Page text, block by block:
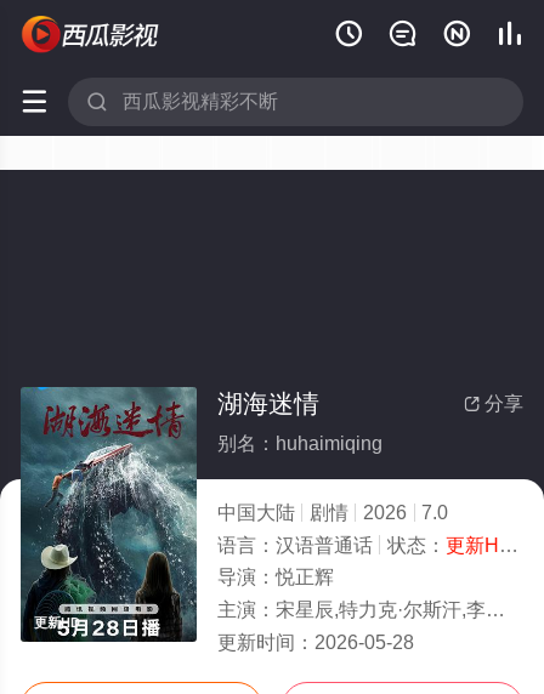
   
 
更新HD
 分享
湖海迷情
别名：huhaimiqing
中国大陆 剧情 2026
7.0
语言： 汉语普通话 状态： 更新HD/高清
导演：悦正辉
主演： 宋星辰,特力克·尔斯汗,李一聪,加盆,塞力克拜·阿依恒
更新时间： 2026-05-28